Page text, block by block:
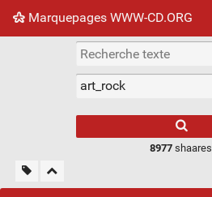
Marquepages WWW-CD.ORG
Nuage de tags Mur d'images
8977 shaares